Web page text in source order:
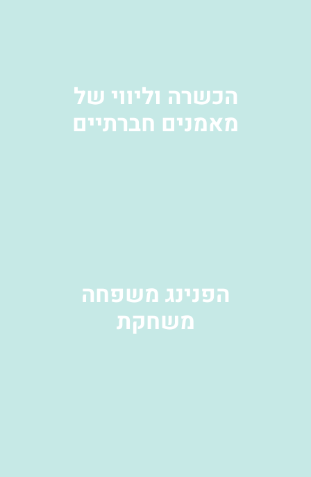
הכשרה וליווי של
מאמנים חברתיים
הפנינג משפחה
משחקת